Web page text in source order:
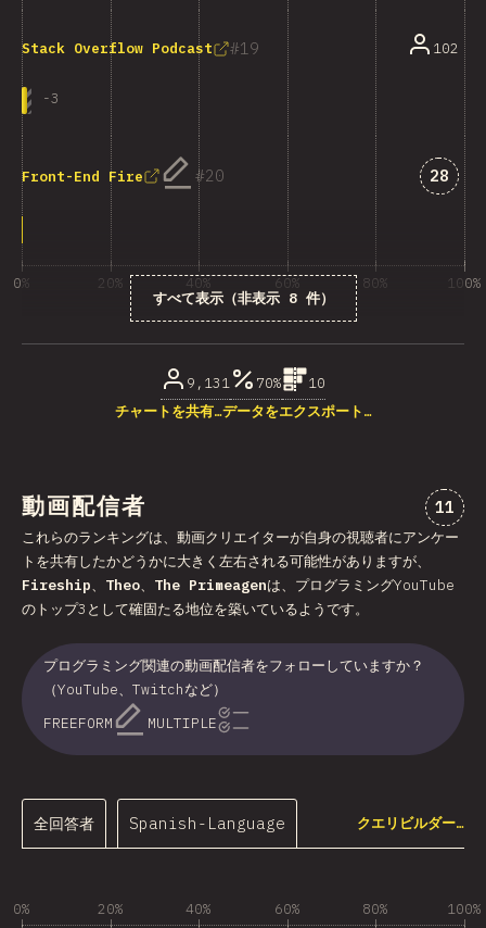
19
Stack Overflow Podcast
-3
102
20
Front-End Fire 「
28
すべて表示（非表示 8 件）
0% 20% 40% 60% 80% 100%
9,131 70%
10
チャートを共有…データをエクスポート…
動画配信者 “動画
11
これらのランキングは、動画クリエイターが自身の視聴者にアンケー
トを共有したかどうかに大きく左右される可能性がありますが、
Fireship、 Theo、 The Primeagenは、プログラミングYouTube
のトップ3として確固たる地位を築いているようです。
プログラミング関連の動画配信者をフォローしていますか？
（YouTube、Twitchなど）
FREEFORM
MULTIPLE
全回答者 Spanish-Language クエリビルダー…
0% 20% 40% 60% 80% 100%